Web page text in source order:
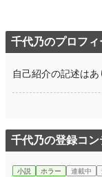
千代乃のプロフィ
自己紹介の記述はあ
千代乃の登録コン
小説 ホラー 連載中